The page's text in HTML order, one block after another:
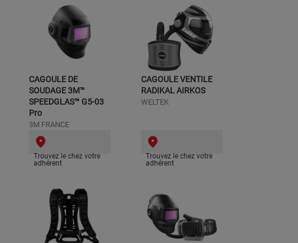
CAGOULE DE
SOUDAGE 3M™
SPEEDGLAS™ G5-03
Pro
3M FRANCE
Trouvez le chez votre
adhérent
CAGOULE VENTILE
RADIKAL AIRKOS
WELTEK
Trouvez le chez votre
adhérent